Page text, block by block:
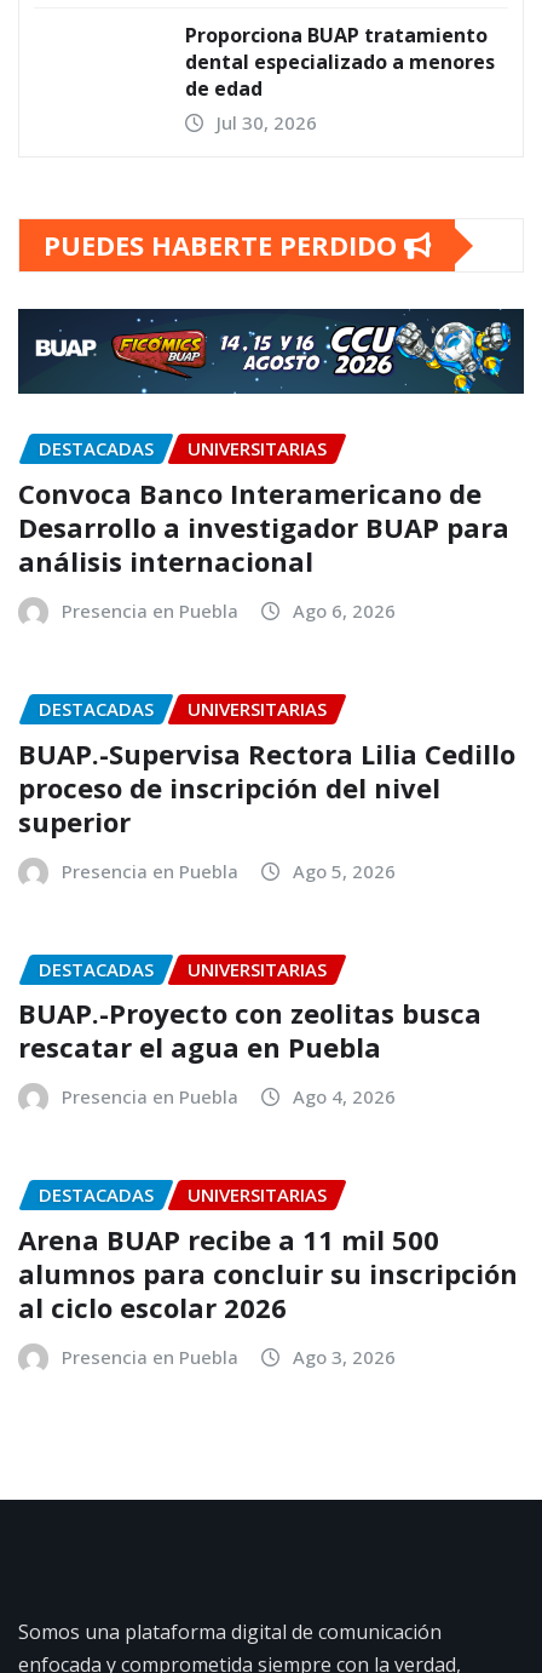
Proporciona BUAP tratamiento
dental especializado a menores
de edad
Jul 30, 2026
PUEDES HABERTE PERDIDO
DESTACADAS UNIVERSITARIAS
Convoca Banco Interamericano de
Desarrollo a investigador BUAP para
análisis internacional
Presencia en Puebla Ago 6, 2026
DESTACADAS UNIVERSITARIAS
BUAP.-Supervisa Rectora Lilia Cedillo
proceso de inscripción del nivel
superior
Presencia en Puebla Ago 5, 2026
DESTACADAS UNIVERSITARIAS
BUAP.-Proyecto con zeolitas busca
rescatar el agua en Puebla
Presencia en Puebla Ago 4, 2026
DESTACADAS UNIVERSITARIAS
Arena BUAP recibe a 11 mil 500
alumnos para concluir su inscripción
al ciclo escolar 2026
Presencia en Puebla Ago 3, 2026
Somos una plataforma digital de comunicación
enfocada y comprometida siempre con la verdad,